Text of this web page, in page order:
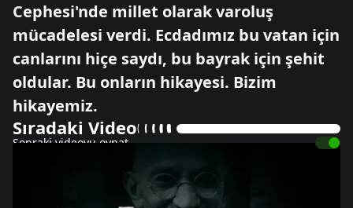
Cephesi'nde millet olarak varoluş
mücadelesi verdi. Ecdadımız bu vatan için
canlarını hiçe saydı, bu bayrak için şehit
oldular. Bu onların hikayesi. Bizim
hikayemiz.
Sıradaki Video
Sonraki videoyu oynat